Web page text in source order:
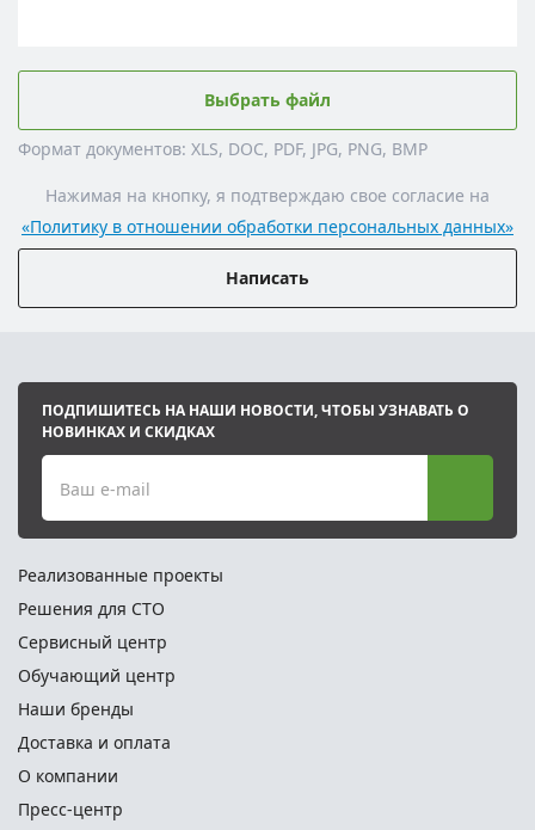
Выбрать файл
Формат документов: XLS, DOC, PDF, JPG, PNG, BMP
Нажимая на кнопку, я подтверждаю свое согласие на
«Политику в отношении обработки персональных данных»
Написать
ПОДПИШИТЕСЬ НА НАШИ НОВОСТИ, ЧТОБЫ УЗНАВАТЬ О
НОВИНКАХ И СКИДКАХ
Ваш e-mail
Реализованные проекты
Решения для СТО
Сервисный центр
Обучающий центр
Наши бренды
Доставка и оплата
О компании
Пресс-центр